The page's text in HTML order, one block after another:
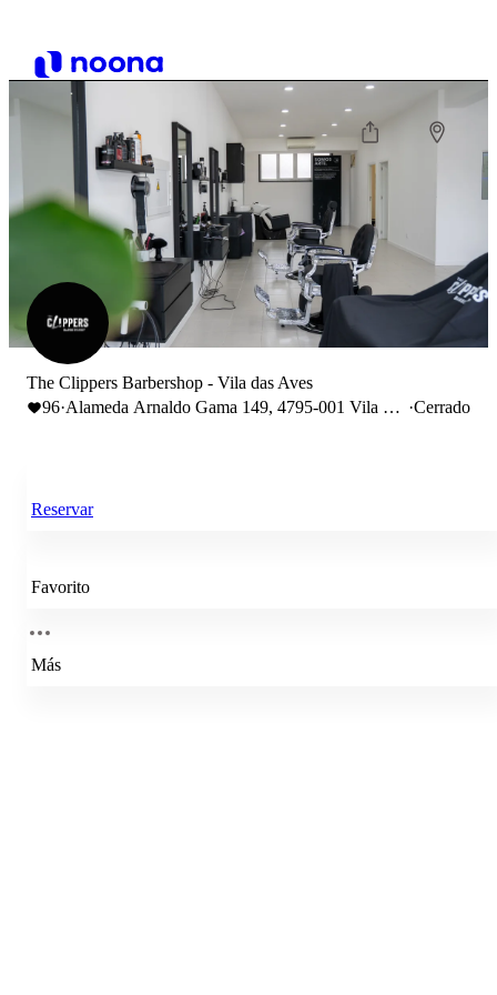
The Clippers Barbershop - Vila das Aves
96·Alameda Arnaldo Gama 149, 4795-001 Vila das ·Cerrado
Reservar
Favorito
Más